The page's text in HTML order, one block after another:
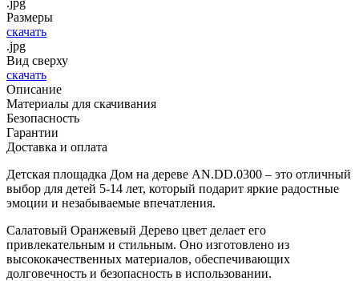
Размеры
скачать
.jpg
Вид сверху
скачать
Описание
Материалы для скачивания
Безопасность
Гарантии
Доставка и оплата
Детская площадка Дом на дереве AN.DD.0300 – это отличный
выбор для детей 5-14 лет, который подарит яркие радостные
эмоции и незабываемые впечатления.
Салатовый Оранжевый Дерево цвет делает его
привлекательным и стильным. Оно изготовлено из
высококачественных материалов, обеспечивающих
долговечность и безопасность в использовании.